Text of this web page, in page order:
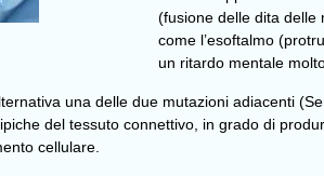
(fusione delle dita delle
come l’esoftalmo
un ritardo mentale
una delle due mutazioni adiacenti
del tessuto connettivo, in grado di
cellulare.